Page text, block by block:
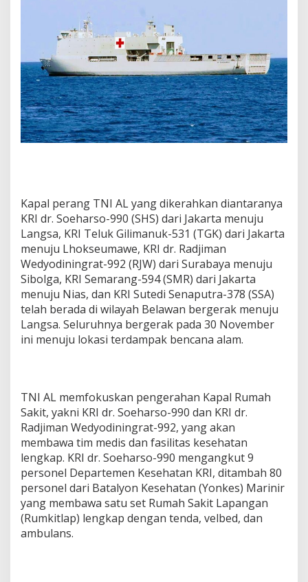
Kapal perang TNI AL yang dikerahkan diantaranya
KRI dr. Soeharso-990 (SHS) dari Jakarta menuju
Langsa, KRI Teluk Gilimanuk-531 (TGK) dari Jakarta
menuju Lhokseumawe, KRI dr. Radjiman
Wedyodiningrat-992 (RJW) dari Surabaya menuju
Sibolga, KRI Semarang-594 (SMR) dari Jakarta
menuju Nias, dan KRI Sutedi Senaputra-378 (SSA)
telah berada di wilayah Belawan bergerak menuju
Langsa. Seluruhnya bergerak pada 30 November
ini menuju lokasi terdampak bencana alam.
TNI AL memfokuskan pengerahan Kapal Rumah
Sakit, yakni KRI dr. Soeharso-990 dan KRI dr.
Radjiman Wedyodiningrat-992, yang akan
membawa tim medis dan fasilitas kesehatan
lengkap. KRI dr. Soeharso-990 mengangkut 9
personel Departemen Kesehatan KRI, ditambah 80
personel dari Batalyon Kesehatan (Yonkes) Marinir
yang membawa satu set Rumah Sakit Lapangan
(Rumkitlap) lengkap dengan tenda, velbed, dan
ambulans.